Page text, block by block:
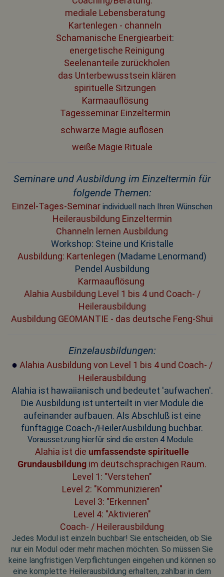
mediale Lebensberatung
Kartenlegen - channeln
Schamanische Energiearbeit:
energetische Reinigung
Seelenanteile zurückholen
das Unterbewusstsein klären
spirituelle Sitzungen
Karmaauflösung
Tagesseminar Einzeltermin
schwarze Magie auflösen
weiße Magie Rituale
Seminare und Ausbildung im Einzeltermin für
folgende Themen:
Einzel-Tages-Seminar individuell nach Ihren Wünschen
Heilerausbildung Einzeltermin
Channeln lernen Ausbildung
Workshop: Steine und Kristalle
Ausbildung: Kartenlegen (Madame Lenormand)
Pendel Ausbildung
Karmaauflösung
Alahia Ausbildung Level 1 bis 4 und Coach- /
Heilerausbildung
Ausbildung GEOMANTIE - das deutsche Feng-Shui
Einzelausbildungen:
● Alahia Ausbildung von Level 1 bis 4 und Coach- /
Heilerausbildung
Alahia ist hawaiianisch und bedeutet 'aufwachen'.
Die Ausbildung ist unterteilt in vier Module die
aufeinander aufbauen. Als Abschluß ist eine
fünftägige Coach-/HeilerAusbildung buchbar.
Voraussetzung hierfür sind die ersten 4 Module.
Alahia ist die umfassendste spirituelle
Grundausbildung im deutschsprachigen Raum.
Level 1: "Verstehen"
Level 2: "Kommunizieren"
Level 3: "Erkennen"
Level 4: "Aktivieren"
Coach- / Heilerausbildung
Jedes Modul ist einzeln buchbar! Sie entscheiden, ob Sie
nur ein Modul oder mehr machen möchten. So müssen Sie
keine langfristigen Verpflichtungen eingehen und können so
eine komplette Heilerausbildung erhalten, zahlbar in dem